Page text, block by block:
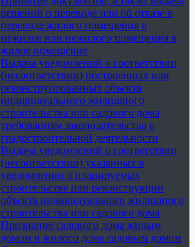
решений о переводе или об отказе в
переводе жилого помещения в
нежилое или нежилого помещения в
жилое помещение
Выдача уведомлений о соответствии
(несоответствии) построенных или
реконструированных объекта
индивидуального жилищного
строительства или садового дома
требованиям законодательства о
градостроительной деятельности
Выдача уведомлений о соответствии
(несоответствии) указанных в
уведомлении о планируемых
строительстве или реконструкции
объекта индивидуального жилищного
строительства или садового дома
Признание садового дома жилым
домом и жилого дома садовым домом